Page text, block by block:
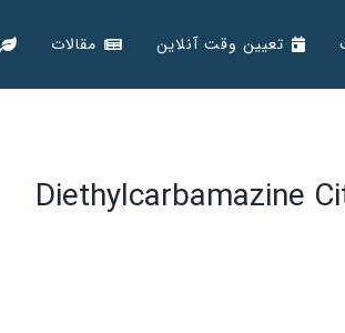
تعیین وقت آنلاین مقالات